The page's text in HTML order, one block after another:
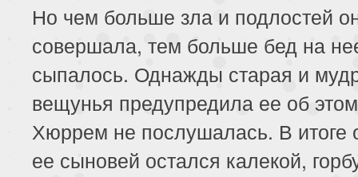
Но чем больше зла и подлостей
совершала, тем больше бед на
сыпалось. Однажды старая и
вещунья предупредила ее об
Хюррем не послушалась. В итоге
ее сыновей остался калекой,